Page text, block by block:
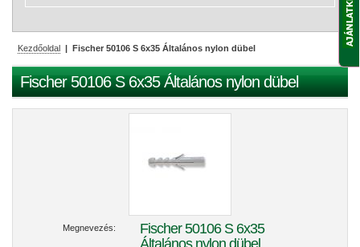
lenyitása
Kezdőoldal | Fischer 50106 S 6x35 Általános nylon dübel
Fischer 50106 S 6x35 Általános nylon dübel
Megnevezés:
Fischer 50106 S 6x35
Általános nylon dübel